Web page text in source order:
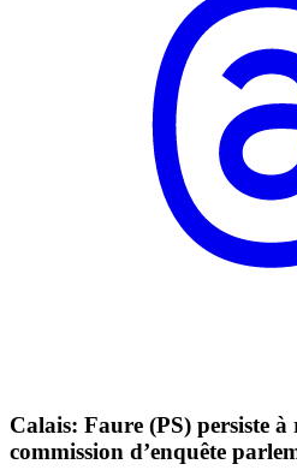
Calais: Faure (PS) persiste à
commission d’enquête